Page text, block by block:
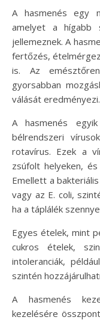
A hasmenés egy
amelyet a hígabb
jellemeznek. A
fertőzés,
is. Az
gyorsabban
válását eredményezi.
A hasmenés
bélrendszeri
rotavírus. Ezek a
zsúfolt helyeken,
Emellett a
vagy az E. coli,
ha a táplálék
Egyes ételek, mint
cukros ételek,
intoleranciák,
szintén
A hasmenés
kezelésére